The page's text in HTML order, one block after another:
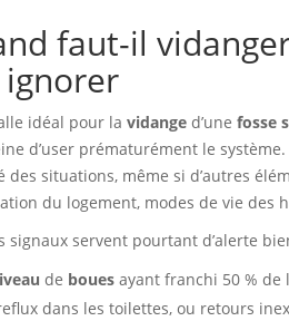
faut-il
ignorer
idéal pour la vidange d’une fosse
d’user prématurément le
des situations, même si d’autres
du logement, modes de vie des
signaux servent pourtant d’alerte
de boues ayant franchi 50 % de
dans les toilettes, ou retours